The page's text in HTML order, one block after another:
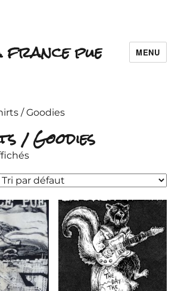
france pue MENU
/ Goodies
/ Goodies